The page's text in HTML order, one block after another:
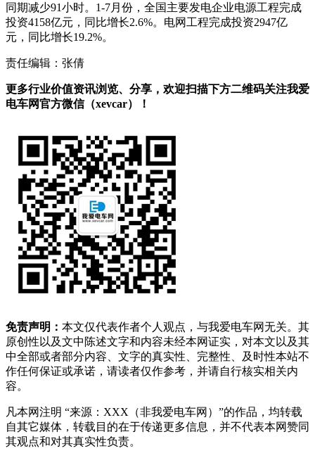
同期减少91小时。1-7月份，全国主要发电企业电源工程完成
投资4158亿元，同比增长2.6%。电网工程完成投资2947亿
元，同比增长19.2%。
责任编辑：张倩
更多行业价值资讯浏览、分享，欢迎扫描下方二维码关注我爱
电车网官方微信（xevcar）！
免责声明： 本文仅代表作者个人观点，与我爱电车网无关。其
原创性以及文中陈述文字和内容未经本网证实，对本文以及其
中全部或者部分内容、文字的真实性、完整性、及时性本站不
作任何保证或承诺，请读者仅作参考，并请自行核实相关内
容。
凡本网注明 “来源：XXX（非我爱电车网）”的作品，均转载
自其它媒体，转载目的在于传递更多信息，并不代表本网赞同
其观点和对其真实性负责。